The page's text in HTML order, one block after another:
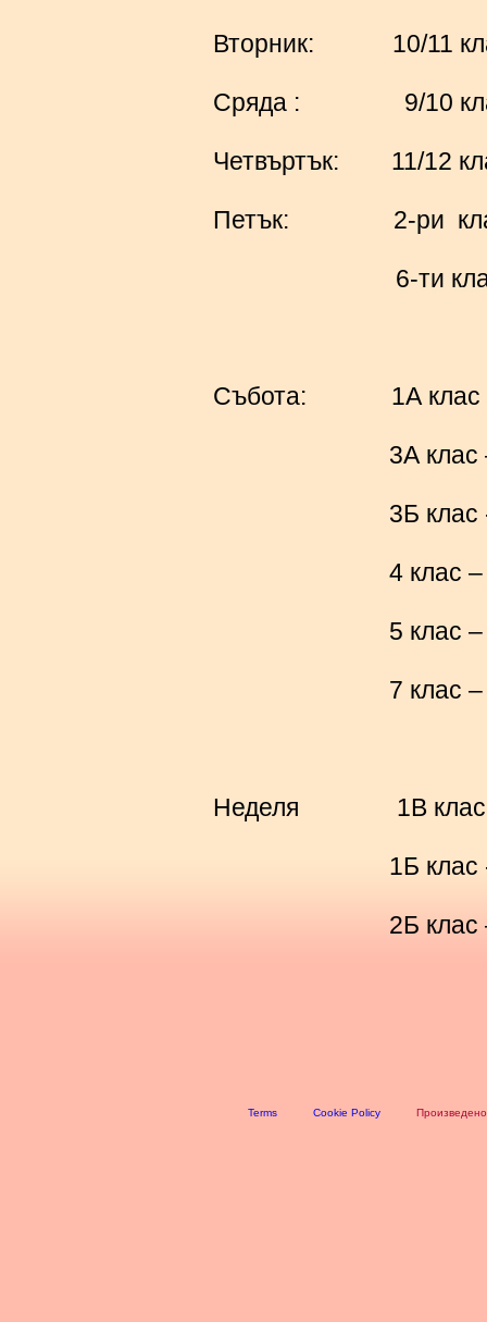
Вторник: 10/11
Сряда : 9/10 клас
Четвъртък: 11/12
Петък: 2-ри клас
6-ти клас –
Събота: 1А клас
3А клас – от
3Б клас - от
4 клас – от
5 клас – от
7 клас – от
Неделя 1В клас
1Б
2Б
Terms Cookie Policy